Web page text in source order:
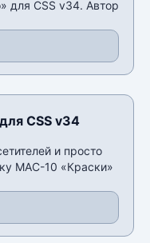
для CSS v34. Автор
CSS v34
и просто
MAC-10 «Краски»